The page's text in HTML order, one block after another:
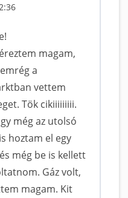
magam,
a
vettem
Tök cikiiiiiiiii.
még az utolsó
hoztam el egy
még be is kellett
Gáz volt,
magam. Kit